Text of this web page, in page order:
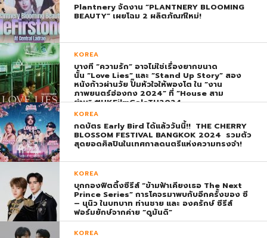
Plantnery จัดงาน “PLANTNERY BLOOMING
BEAUTY” เผยโฉม 2 ผลิตภัณฑ์ใหม่!
KOREA
บางที “ความรัก” อาจไม่ใช่เรื่องยากขนาด
นั้น “Love Lies” และ “Stand Up Story” สอง
หนังก้าวผ่านวัย ปั๊มหัวใจให้พองโต ใน “งาน
ภาพยนตร์ฮ่องกง 2024” ที่ “House สาม
ย่าน” #HKFilmGalaTH2024
KOREA
กดบัตร Early Bird ได้แล้ววันนี้!! THE CHERRY
BLOSSOM FESTIVAL BANGKOK 2024 รวมตัว
สุดยอดศิลปินในเทศกาลดนตรีแห่งความทรงจำ!
KOREA
บุกกองฟิตติ้งซีรีส์ “ข้ามฟ้าเคียงเธอ The Next
Prince Series” การโคจรมาพบกับอีกครั้งของ ซี
– นุนิว ในบทบาท ท่านชาย และ องครักษ์ ซีรีส์
ฟอร์มยักษ์จากค่าย “ดูมันดิ”
KOREA